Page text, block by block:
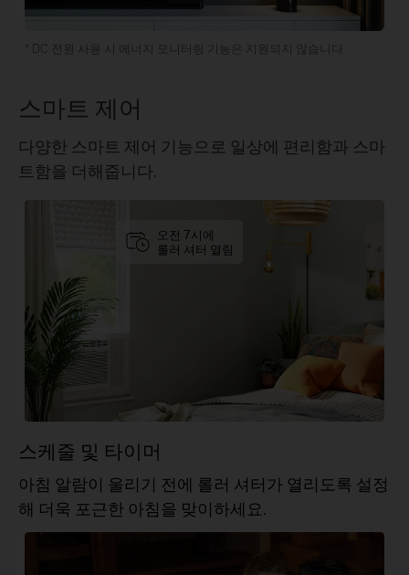
* DC 전원 사용 시 에너지 모니터링 기능은 지원되지 않습니다.
스마트 제어
다양한 스마트 제어 기능으로 일상에 편리함과 스마
트함을 더해줍니다.
오전 7시에
롤러 셔터 열림
스케줄 및 타이머
아침 알람이 울리기 전에 롤러 셔터가 열리도록 설정
해 더욱 포근한 아침을 맞이하세요.